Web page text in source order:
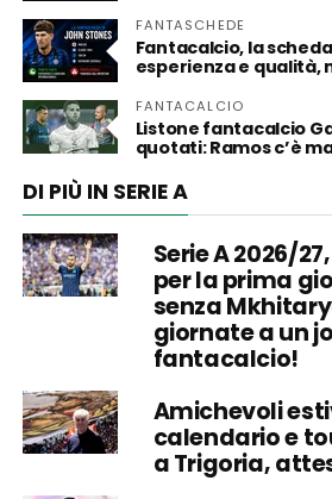
FANTASCHEDE
Fantacalcio, la
esperienza e
FANTACALCIO
Listone fantacalcio
quotati: Ramos c’è
DI PIÙ IN SERIE A
Serie A 2026/
per la prima
senza
giornate a un
fantacalcio!
Amichevoli
calendario e
a Trigoria,